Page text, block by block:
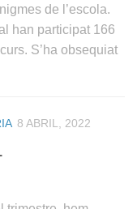
de l’escola.
han participat 166
S’ha obsequiat
8 ABRIL, 2022